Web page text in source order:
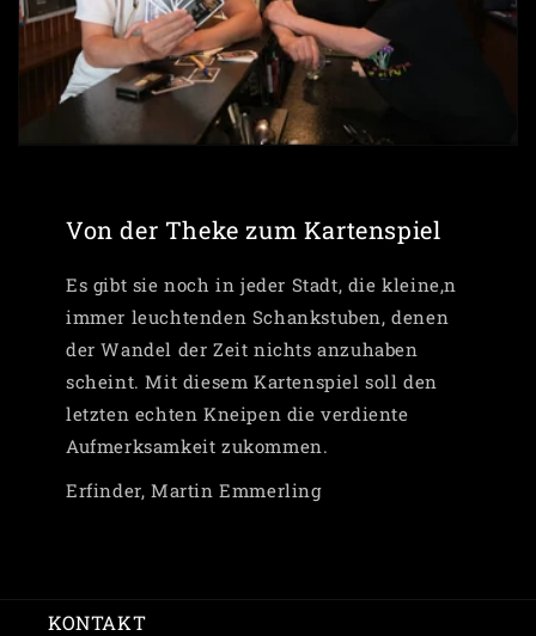
Von der Theke zum Kartenspiel
Es gibt sie noch in jeder Stadt, die kleine,n
immer leuchtenden Schankstuben, denen
der Wandel der Zeit nichts anzuhaben
scheint. Mit diesem Kartenspiel soll den
letzten echten Kneipen die verdiente
Aufmerksamkeit zukommen.
Erfinder, Martin Emmerling
KONTAKT